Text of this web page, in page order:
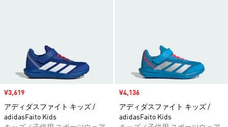
セール価格
¥3,619
アディダスファイト キッズ /
adidasFaito Kids
セール価格
¥4,136
アディダスファイト キッズ /
adidasFaito Kids